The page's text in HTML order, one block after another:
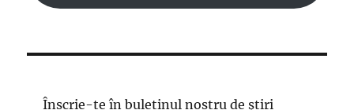
Înscrie-te în buletinul nostru de știri